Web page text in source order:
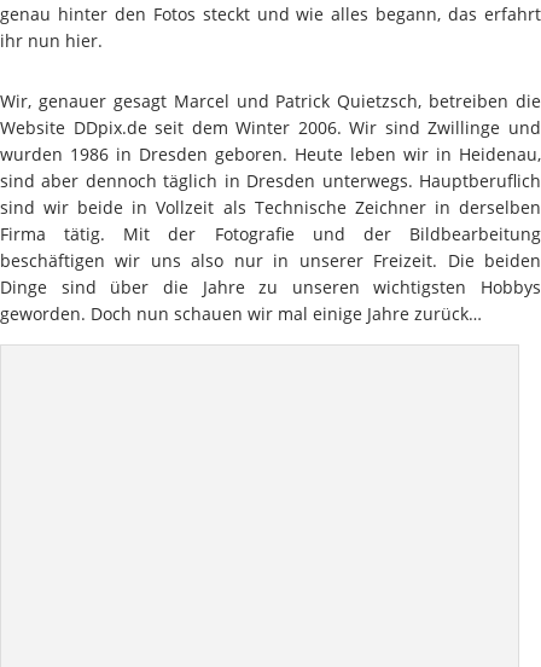
genau hinter den Fotos steckt und wie alles begann, das erfahrt
ihr nun hier.
Wir, genauer gesagt Marcel und Patrick Quietzsch, betreiben die
Website DDpix.de seit dem Winter 2006. Wir sind Zwillinge und
wurden 1986 in Dresden geboren. Heute leben wir in Heidenau,
sind aber dennoch täglich in Dresden unterwegs. Hauptberuflich
sind wir beide in Vollzeit als Technische Zeichner in derselben
Firma tätig. Mit der Fotografie und der Bildbearbeitung
beschäftigen wir uns also nur in unserer Freizeit. Die beiden
Dinge sind über die Jahre zu unseren wichtigsten Hobbys
geworden. Doch nun schauen wir mal einige Jahre zurück…